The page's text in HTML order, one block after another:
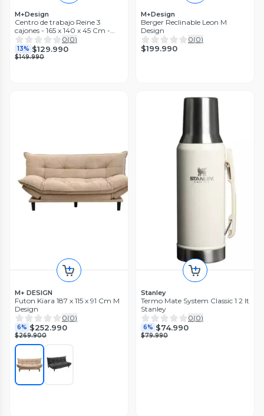
M+Design
Centro de trabajo Reine 3
cajones - 165 x 140 x 45 Cm -
M+Design
0(0)
13% $129.990
$149.990
M+Design
Berger Reclinable Leon M
Design
0(0)
$199.990
M+ DESIGN
Futon Kiara 187 x 115 x 91 Cm M
Design
0(0)
6% $252.990
$269.900
Stanley
Termo Mate System Classic 1 2 lt
Stanley
0(0)
6% $74.990
$79.990